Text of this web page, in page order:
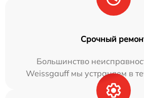
Срочный
Большинство
Weissgauff мы устраняем в